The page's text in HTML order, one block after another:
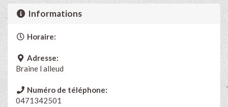
Informations
Horaire:
Adresse:
Braine l alleud
Numéro de téléphone:
0471342501